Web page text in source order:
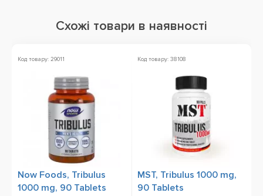
Схожі товари в наявності
Код товару: 29011
Now Foods, Tribulus
1000 mg, 90 Tablets
Код товару: 38108
MST, Tribulus 1000 mg,
90 Tablets